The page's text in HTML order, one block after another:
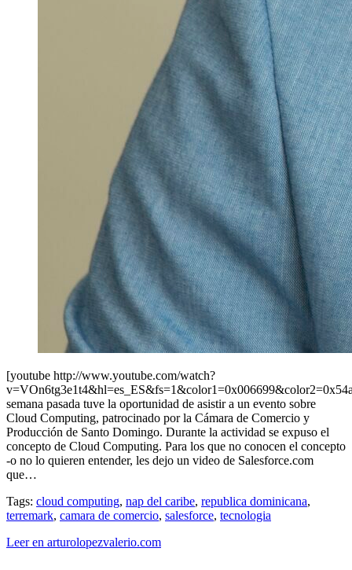
[youtube http://www.youtube.com/watch?
semana pasada tuve la oportunidad de asistir a un evento sobre
Cloud Computing, patrocinado por la Cámara de Comercio y
Producción de Santo Domingo. Durante la actividad se expuso el
concepto de Cloud Computing. Para los que no conocen el concepto
-o no lo quieren entender, les dejo un video de Salesforce.com
que…
Tags: cloud computing, nap del caribe, republica dominicana,
terremark, camara de comercio, salesforce, tecnologia
Leer en arturolopezvalerio.com